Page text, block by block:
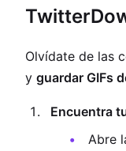
Olvídate de las
y guardar GIFs
Encuentra
Abre